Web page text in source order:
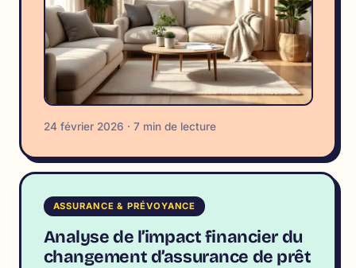
24 février 2026 · 7 min de lecture
ASSURANCE & PRÉVOYANCE
Analyse de l’impact financier du
changement d’assurance de prêt